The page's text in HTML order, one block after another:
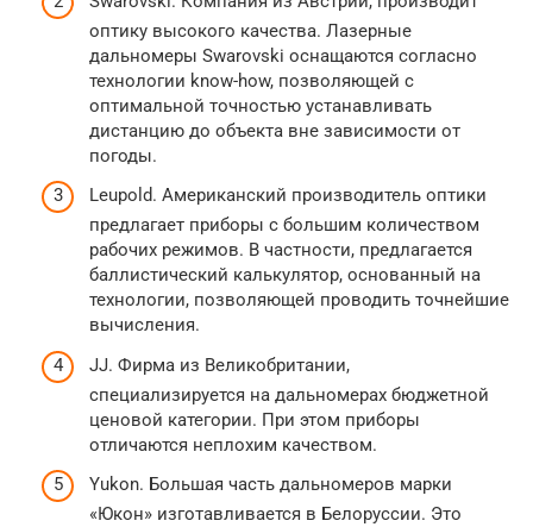
оптику высокого качества. Лазерные
дальномеры Swarovski оснащаются согласно
технологии know-how, позволяющей с
оптимальной точностью устанавливать
дистанцию до объекта вне зависимости от
погоды.
Leupold. Американский производитель оптики
предлагает приборы с большим количеством
рабочих режимов. В частности, предлагается
баллистический калькулятор, основанный на
технологии, позволяющей проводить точнейшие
вычисления.
JJ. Фирма из Великобритании,
специализируется на дальномерах бюджетной
ценовой категории. При этом приборы
отличаются неплохим качеством.
Yukon. Большая часть дальномеров марки
«Юкон» изготавливается в Белоруссии. Это